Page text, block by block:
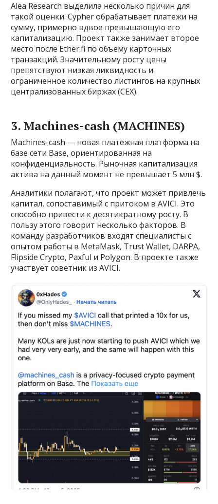
Alea Research выделила несколько причин для
такой оценки. Cypher обрабатывает платежи на
сумму, примерно вдвое превышающую его
капитализацию. Проект также занимает второе
место после Ether.fi по объему карточных
транзакций. Значительному росту цены
препятствуют низкая ликвидность и
ограниченное количество листингов на крупных
централизованных биржах (CEX).
3. Machines-cash (MACHINES)
Machines-cash — новая платежная платформа на
базе сети Base, ориентированная на
конфиденциальность. Рыночная капитализация
актива на данный момент не превышает 5 млн $.
Аналитики полагают, что проект может привлечь
капитал, сопоставимый с притоком в AVICI. Это
способно привести к десятикратному росту. В
пользу этого говорит несколько факторов. В
команду разработчиков входят специалисты с
опытом работы в MetaMask, Trust Wallet, DARPA,
Flipside Crypto, Paxful и Polygon. В проекте также
участвует советник из AVICI.